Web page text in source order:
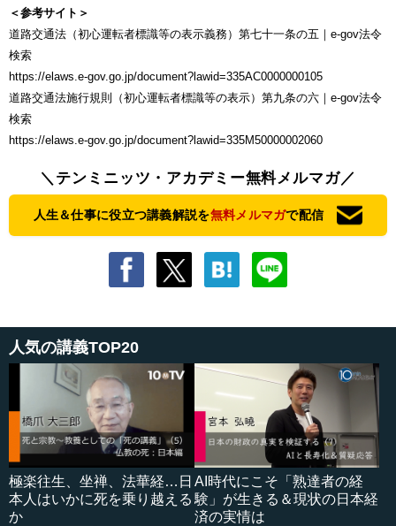
＜参考サイト＞
道路交通法（初心運転者標識等の表示義務）第七十一条の五｜e-gov法令
検索
https://elaws.e-gov.go.jp/document?lawid=335AC0000000105
道路交通法施行規則（初心運転者標識等の表示）第九条の六｜e-gov法令
検索
https://elaws.e-gov.go.jp/document?lawid=335M50000002060
＼テンミニッツ・アカデミー無料メルマガ／
人生＆仕事に役立つ講義解説を無料メルマガで配信
人気の講義TOP20
極楽往生、坐禅、法華経…日
本人はいかに死を乗り越える
か
AI時代にこそ「熟達者の経
験」が生きる＆現状の日本経
済の実情は